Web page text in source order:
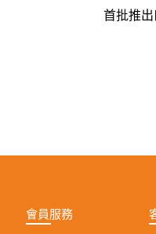
首批推
會員服務